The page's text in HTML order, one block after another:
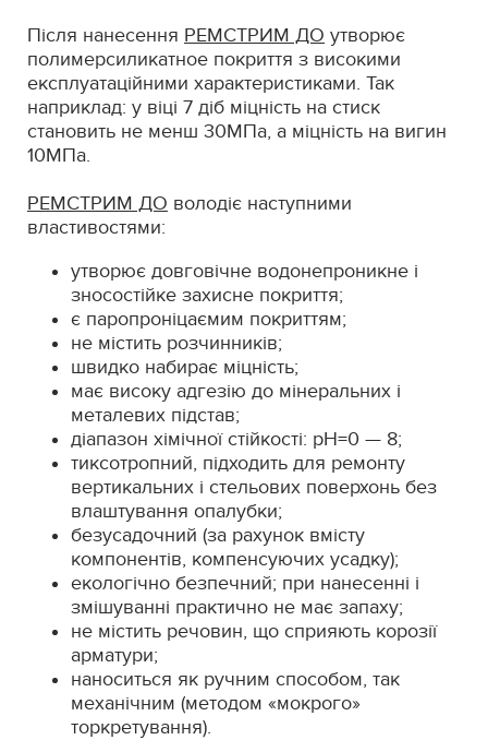
Після нанесення РЕМСТРИМ ДО утворює
полимерсиликатное покриття з високими
експлуатаційними характеристиками. Так
наприклад: у віці 7 діб міцність на стиск
становить не менш 30МПа, а міцність на вигин
10МПа.
РЕМСТРИМ ДО володіє наступними
властивостями:
утворює довговічне водонепроникне і
зносостійке захисне покриття;
є паропроніцаємим покриттям;
не містить розчинників;
швидко набирає міцність;
має високу адгезію до мінеральних і
металевих підстав;
діапазон хімічної стійкості: рН=0 — 8;
тиксотропний, підходить для ремонту
вертикальних і стельових поверхонь без
влаштування опалубки;
безусадочний (за рахунок вмісту
компонентів, компенсуючих усадку);
екологічно безпечний; при нанесенні і
змішуванні практично не має запаху;
не містить речовин, що сприяють корозії
арматури;
наноситься як ручним способом, так
механічним (методом «мокрого»
торкретування).